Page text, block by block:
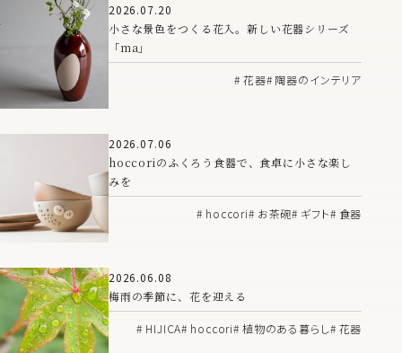
2026.07.20
小さな景色をつくる花入。新しい花器シリーズ
「ma」
花器 陶器のインテリア
2026.07.06
hoccoriのふくろう食器で、食卓に小さな楽し
みを
hoccori お茶碗 ギフト 食器
2026.06.08
梅雨の季節に、花を迎える
HIJICA hoccori 植物のある暮らし 花器